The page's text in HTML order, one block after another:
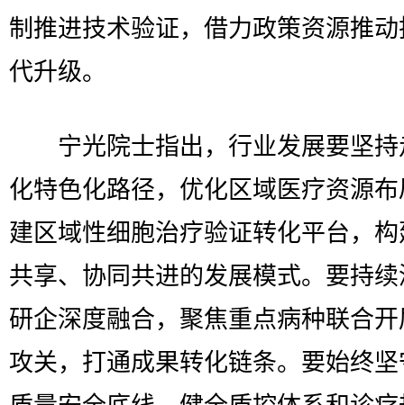
制推进技术验证，借力政策资源推
代升级。
宁光院士指出，行业发展要坚持
化特色化路径，优化区域医疗资源
建区域性细胞治疗验证转化平台，
共享、协同共进的发展模式。要持
研企深度融合，聚焦重点病种联合
攻关，打通成果转化链条。要始终